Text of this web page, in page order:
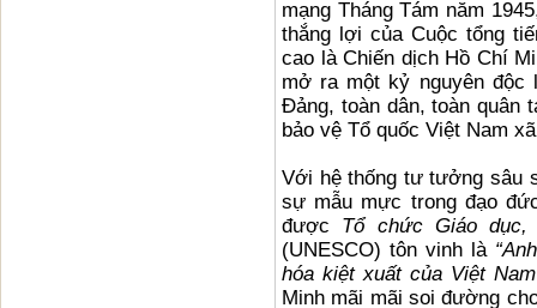
mạng Tháng Tám năm
thắng lợi của Cuộc tổng
cao là Chiến dịch Hồ Chí
mở ra một kỷ nguyên độc
Đảng, toàn dân, toàn quân
bảo vệ Tổ quốc Việt Nam
Với hệ thống tư tưởng sâu
sự mẫu mực trong đạo
được Tổ chức Giáo
(UNESCO) tôn vinh là
hóa kiệt xuất của Việt
Minh mãi mãi soi đường